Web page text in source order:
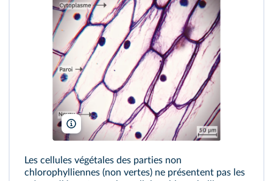
Enriscapes/Shutterstock
Les cellules végétales des parties non
chlorophylliennes (non vertes) ne présentent pas les